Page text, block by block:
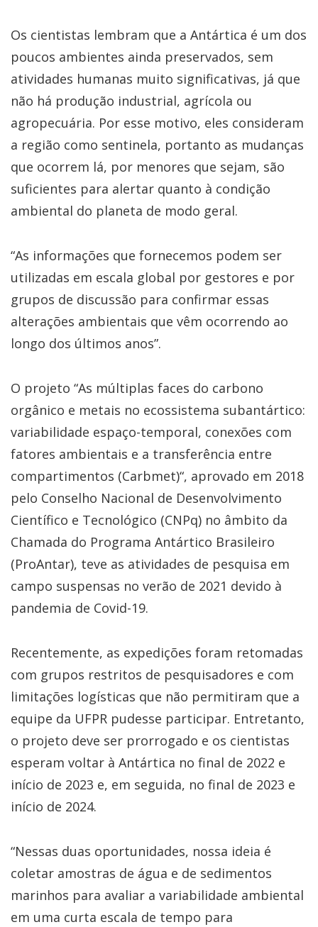
Os cientistas lembram que a Antártica é um dos
poucos ambientes ainda preservados, sem
atividades humanas muito significativas, já que
não há produção industrial, agrícola ou
agropecuária. Por esse motivo, eles consideram
a região como sentinela, portanto as mudanças
que ocorrem lá, por menores que sejam, são
suficientes para alertar quanto à condição
ambiental do planeta de modo geral.
“As informações que fornecemos podem ser
utilizadas em escala global por gestores e por
grupos de discussão para confirmar essas
alterações ambientais que vêm ocorrendo ao
longo dos últimos anos”.
O projeto “As múltiplas faces do carbono
orgânico e metais no ecossistema subantártico:
variabilidade espaço-temporal, conexões com
fatores ambientais e a transferência entre
compartimentos (Carbmet)“, aprovado em 2018
pelo Conselho Nacional de Desenvolvimento
Científico e Tecnológico (CNPq) no âmbito da
Chamada do Programa Antártico Brasileiro
(ProAntar), teve as atividades de pesquisa em
campo suspensas no verão de 2021 devido à
pandemia de Covid-19.
Recentemente, as expedições foram retomadas
com grupos restritos de pesquisadores e com
limitações logísticas que não permitiram que a
equipe da UFPR pudesse participar. Entretanto,
o projeto deve ser prorrogado e os cientistas
esperam voltar à Antártica no final de 2022 e
início de 2023 e, em seguida, no final de 2023 e
início de 2024.
“Nessas duas oportunidades, nossa ideia é
coletar amostras de água e de sedimentos
marinhos para avaliar a variabilidade ambiental
em uma curta escala de tempo para